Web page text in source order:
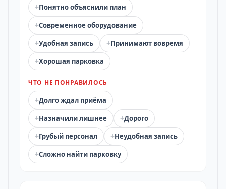
+Понятно объяснили план
+Современное оборудование
+Удобная запись +Принимают вовремя
+Хорошая парковка
ЧТО НЕ ПОНРАВИЛОСЬ
+Долго ждал приёма
+Назначили лишнее +Дорого
+Грубый персонал +Неудобная запись
+Сложно найти парковку